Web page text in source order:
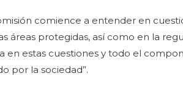
comience a entender en
áreas protegidas, así como en la
en estas cuestiones y todo el
por la sociedad”.